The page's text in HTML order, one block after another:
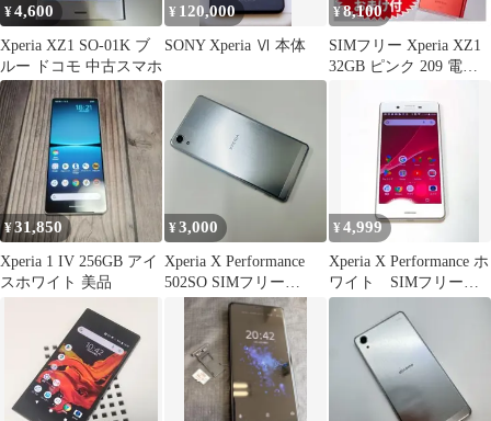
¥4,600
Xperia XZ1 SO-01K ブ
ルー ドコモ 中古スマホ
¥ 120,000
SONY Xperia Ⅵ 本体
¥8,100
SIMフリー Xperia XZ1
32GB ピンク 209 電池
¥31,850
Xperia 1 IV 256GB アイ
スホワイト 美品
¥3,000
Xperia X Performance
502SO SIMフリー
09013
¥4,999
Xperia X Performance ホ
ワイト SIMフリー
フルセグ【0】